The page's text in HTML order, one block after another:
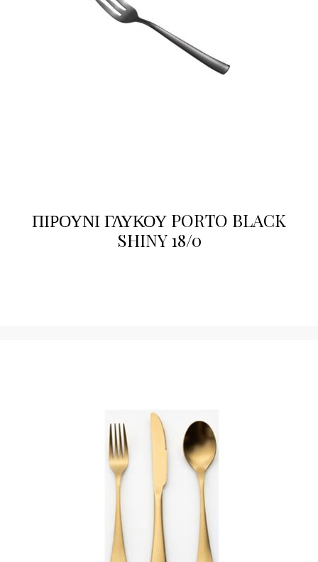
ΠΙΡΟΥΝΙ ΓΛΥΚΟΥ PORTO BLACK
SHINY 18/0